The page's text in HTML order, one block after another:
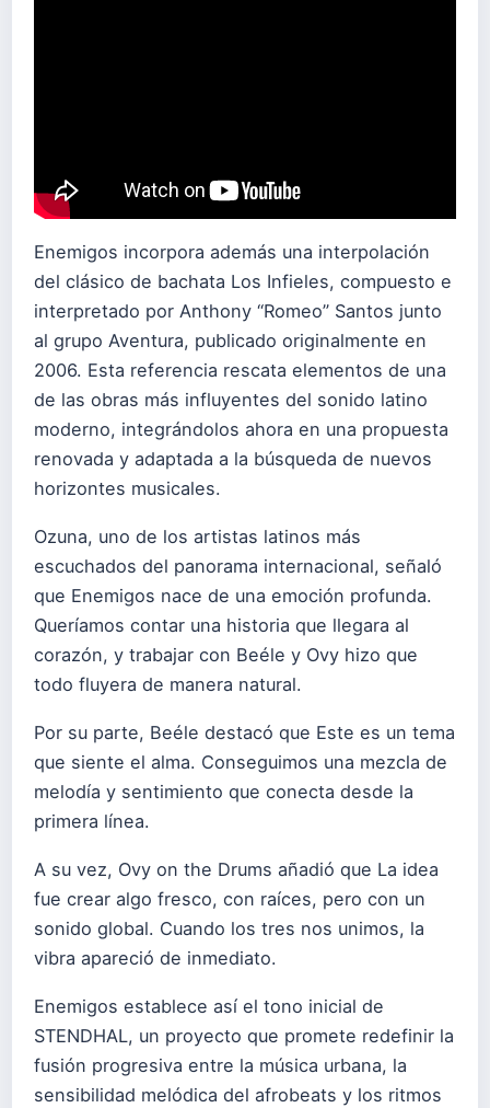
Enemigos incorpora además una interpolación
del clásico de bachata Los Infieles, compuesto e
interpretado por Anthony “Romeo” Santos junto
al grupo Aventura, publicado originalmente en
2006. Esta referencia rescata elementos de una
de las obras más influyentes del sonido latino
moderno, integrándolos ahora en una propuesta
renovada y adaptada a la búsqueda de nuevos
horizontes musicales.
Ozuna, uno de los artistas latinos más
escuchados del panorama internacional, señaló
que Enemigos nace de una emoción profunda.
Queríamos contar una historia que llegara al
corazón, y trabajar con Beéle y Ovy hizo que
todo fluyera de manera natural.
Por su parte, Beéle destacó que Este es un tema
que siente el alma. Conseguimos una mezcla de
melodía y sentimiento que conecta desde la
primera línea.
A su vez, Ovy on the Drums añadió que La idea
fue crear algo fresco, con raíces, pero con un
sonido global. Cuando los tres nos unimos, la
vibra apareció de inmediato.
Enemigos establece así el tono inicial de
STENDHAL, un proyecto que promete redefinir la
fusión progresiva entre la música urbana, la
sensibilidad melódica del afrobeats y los ritmos